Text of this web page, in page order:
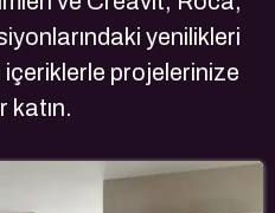
yenilikleri
projelerinize
katın.